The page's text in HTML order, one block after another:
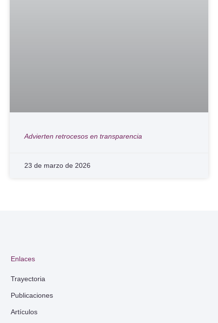
Advierten retrocesos en transparencia
23 de marzo de 2026
Enlaces
Trayectoria
Publicaciones
Artículos